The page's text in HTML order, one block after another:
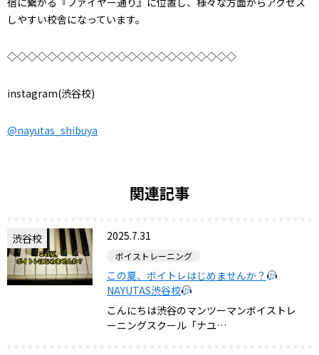
しやすい校舎になっています。
◇◇◇◇◇◇◇◇◇◇◇◇◇◇◇◇◇◇◇◇◇◇◇
instagram(渋谷校)
@nayutas_shibuya
関連記事
渋谷校 2025.7.31
ボイストレーニング
この夏、ボイトレはじめませんか？
NAYUTAS渋谷校
こんにちは渋谷のマンツーマンボイストレ
ーニングスクール「ナユ…